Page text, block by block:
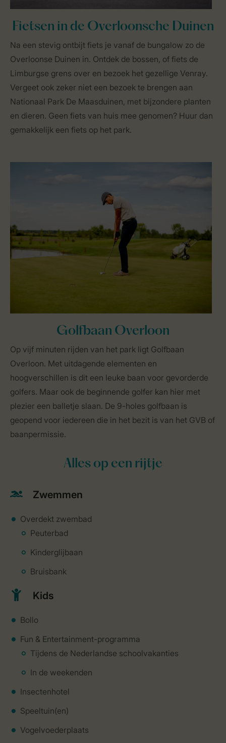
Fietsen in de Overloonsche Duinen
Na een stevig ontbijt fiets je vanaf de bungalow zo de
Overloonse Duinen in. Ontdek de bossen, of fiets de
Limburgse grens over en bezoek het gezellige Venray.
Vergeet ook zeker niet een bezoek te brengen aan
Nationaal Park De Maasduinen, met bijzondere planten
en dieren. Geen fiets van huis mee genomen? Huur dan
gemakkelijk een fiets op het park.
Golfbaan Overloon
Op vijf minuten rijden van het park ligt Golfbaan
Overloon. Met uitdagende elementen en
hoogverschillen is dit een leuke baan voor gevorderde
golfers. Maar ook de beginnende golfer kan hier met
plezier een balletje slaan. De 9-holes golfbaan is
geopend voor iedereen die in het bezit is van het GVB of
baanpermissie.
Alles op een rijtje
Zwemmen
Overdekt zwembad
Peuterbad
Kinderglijbaan
Bruisbank
Kids
Bollo
Fun & Entertainment-programma
Tijdens de Nederlandse schoolvakanties
In de weekenden
Insectenhotel
Speeltuin(en)
Vogelvoederplaats